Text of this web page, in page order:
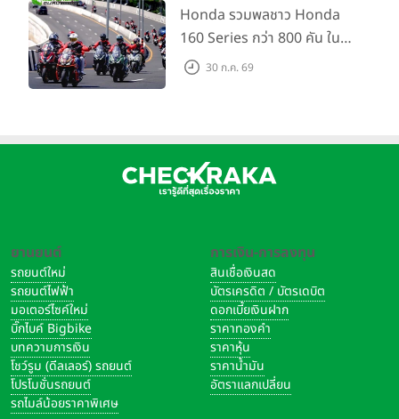
กัน 16 ส.ค. นี้
Honda รวมพลชาว Honda
160 Series กว่า 800 คัน ใน
งาน “THE ONE-SIXTI-ER ตัว
30 ก.ค. 69
ยานยนต์
รถยนต์ใหม่
รถยนต์ไฟฟ้า
มอเตอร์ไซค์ใหม่
บิ๊กไบค์ Bigbike
บทความการเงิน
โชว์รูม (ดีลเลอร์) รถยนต์
โปรโมชั่นรถยนต์
รถไมล์น้อยราคาพิเศษ
การเงิน-การลงทุน
สินเชื่อเงินสด
บัตรเครดิต / บัตรเดบิต
ดอกเบี้ยเงินฝาก
ราคาทองคำ
ราคาหุ้น
ราคาน้ำมัน
อัตราแลกเปลี่ยน